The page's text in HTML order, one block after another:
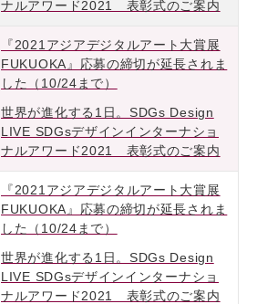
ナルアワード2021 表彰式のご案内
『2021アジアデジタルアート大賞展
FUKUOKA』応募の締切が延長されま
した（10/24まで）
世界が進化する1日。SDGs Design
LIVE SDGsデザインインターナショ
ナルアワード2021 表彰式のご案内
『2021アジアデジタルアート大賞展
FUKUOKA』応募の締切が延長されま
した（10/24まで）
世界が進化する1日。SDGs Design
LIVE SDGsデザインインターナショ
ナルアワード2021 表彰式のご案内